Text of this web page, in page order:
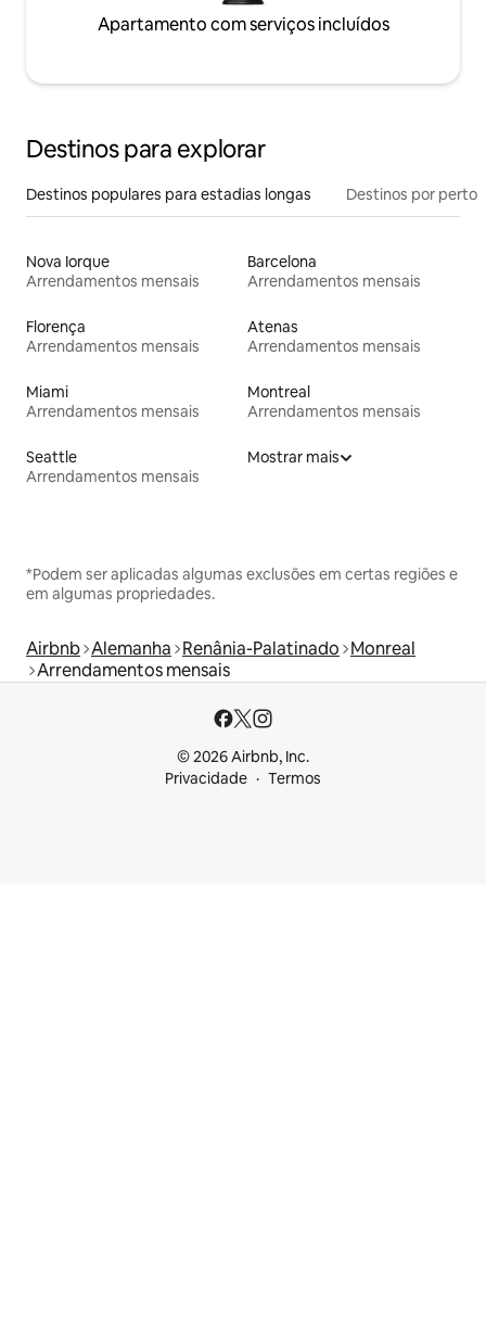
Apartamento com serviços incluídos
Destinos para explorar
Destinos populares para estadias longas Destinos por perto
Nova Iorque
Arrendamentos mensais
Barcelona
Arrendamentos mensais
Florença
Arrendamentos mensais
Atenas
Arrendamentos mensais
Miami
Arrendamentos mensais
Montreal
Arrendamentos mensais
Seattle
Arrendamentos mensais
Mostrar mais
*Podem ser aplicadas algumas exclusões em certas regiões e
em algumas propriedades.
Airbnb Alemanha Renânia-Palatinado Monreal
Arrendamentos mensais
© 2026 Airbnb, Inc.
Privacidade
Termos